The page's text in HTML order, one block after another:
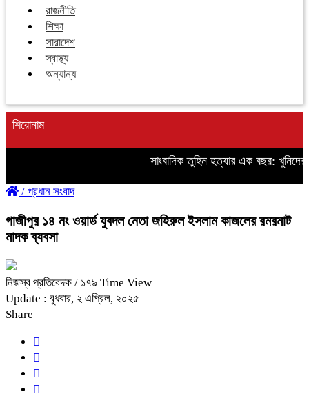
রাজনীতি
শিক্ষা
সারাদেশ
স্বাস্থ্য
অন্যান্য
শিরোনাম
সাংবাদিক তুহিন হত্যার এক বছর: খুনিদের
/ প্রধান সংবাদ
গাজীপুর ১৪ নং ওয়ার্ড যুবদল নেতা জহিরুল ইসলাম কাজলের রমরমাট
মাদক ব্যবসা
নিজস্ব প্রতিবেদক / ১৭৯ Time View
Update : বুধবার, ২ এপ্রিল, ২০২৫
Share